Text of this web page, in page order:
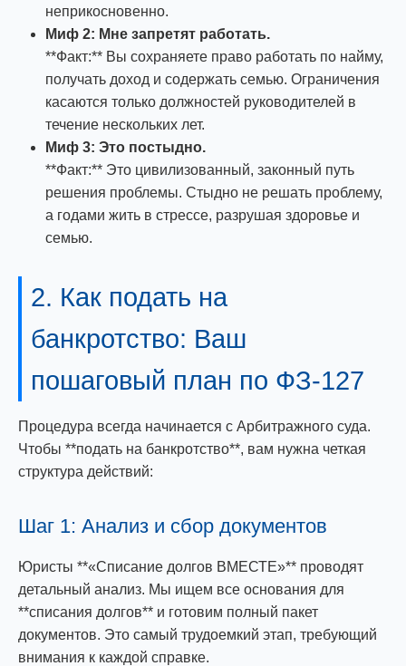
неприкосновенно.
Миф 2: Мне запретят работать.
**Факт:** Вы сохраняете право работать по найму,
получать доход и содержать семью. Ограничения
касаются только должностей руководителей в
течение нескольких лет.
Миф 3: Это постыдно.
**Факт:** Это цивилизованный, законный путь
решения проблемы. Стыдно не решать проблему,
а годами жить в стрессе, разрушая здоровье и
семью.
2. Как подать на
банкротство: Ваш
пошаговый план по ФЗ-127
Процедура всегда начинается с Арбитражного суда.
Чтобы **подать на банкротство**, вам нужна четкая
структура действий:
Шаг 1: Анализ и сбор документов
Юристы **«Списание долгов ВМЕСТЕ»** проводят
детальный анализ. Мы ищем все основания для
**списания долгов** и готовим полный пакет
документов. Это самый трудоемкий этап, требующий
внимания к каждой справке.